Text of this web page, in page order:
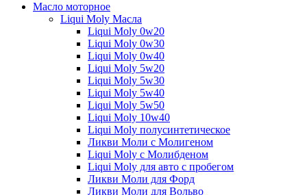
Масло моторное
Liqui Moly Масла
Liqui Moly 0w20
Liqui Moly 0w30
Liqui Moly 0w40
Liqui Moly 5w20
Liqui Moly 5w30
Liqui Moly 5w40
Liqui Moly 5w50
Liqui Moly 10w40
Liqui Moly полусинтетическое
Ликви Моли с Молигеном
Liqui Moly с Молибденом
Liqui Moly для авто с пробегом
Ликви Моли для Форд
Ликви Моли для Вольво